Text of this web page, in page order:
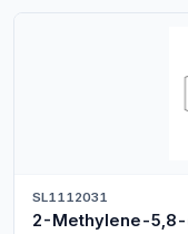
SL1112031
2-Methylene-